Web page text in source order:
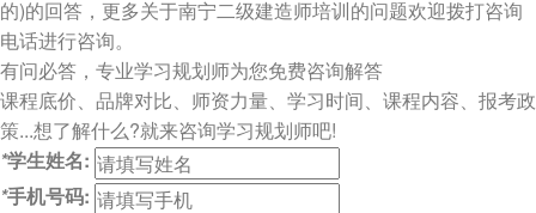
的)的回答，更多关于南宁二级建造师培训的问题欢迎拨打咨询
电话进行咨询。
有问必答 ，专业学习规划师为您免费咨询解答
课程底价、品牌对比、师资力量、学习时间、课程内容、报考政
策...想了解什么?就来咨询学习规划师吧!
*学生姓名:
*手机号码: